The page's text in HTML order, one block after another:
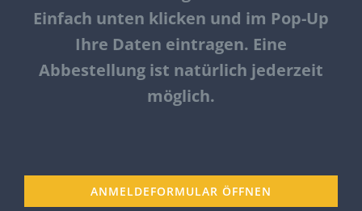
Einfach unten klicken und im Pop-Up
Ihre Daten eintragen. Eine
Abbestellung ist natürlich jederzeit
möglich.
ANMELDEFORMULAR ÖFFNEN